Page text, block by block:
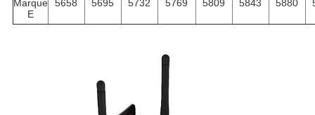
Marque
E
5658 5695 5732 5769 5809 5843 5880